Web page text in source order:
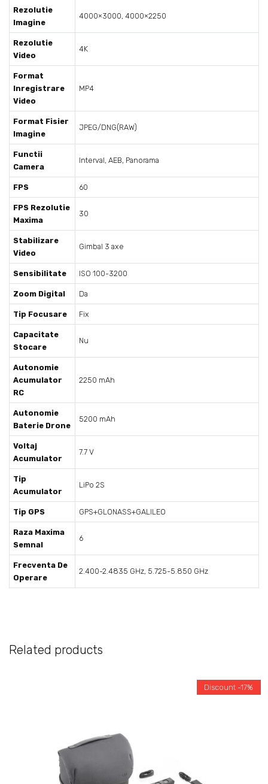
Rezolutie
Imagine
4000×3000, 4000×2250
Rezolutie
Video
4K
Format
Inregistrare
Video
MP4
Format Fisier
Imagine
JPEG/DNG(RAW)
Functii
Camera
Interval, AEB, Panorama
FPS 60
FPS Rezolutie
Maxima
30
Stabilizare
Video
Gimbal 3 axe
Sensibilitate ISO 100-3200
Zoom Digital Da
Tip Focusare Fix
Capacitate
Stocare
Nu
Autonomie
Acumulator
RC
2250 mAh
Autonomie
Baterie Drone
5200 mAh
Voltaj
Acumulator
7.7 V
Tip
Acumulator
LiPo 2S
Tip GPS GPS+GLONASS+GALILEO
Raza Maxima
Semnal
6
Frecventa De
Operare
2.400-2.4835 GHz, 5.725-5.850 GHz
Related products
Discount -17%